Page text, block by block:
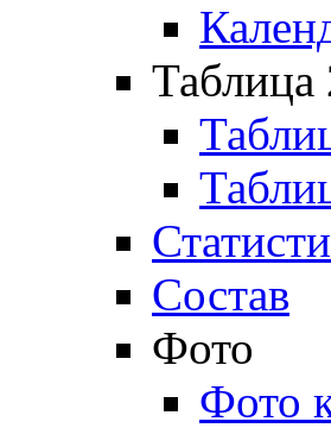
Таблица
Состав
Фото
Фото